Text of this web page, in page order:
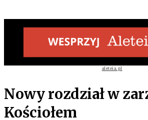
aleteia.pl
Nowy rozdział w
Kościołem